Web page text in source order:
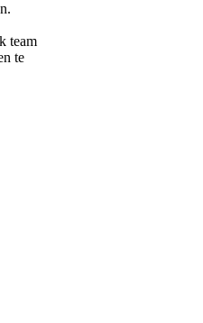
team
te